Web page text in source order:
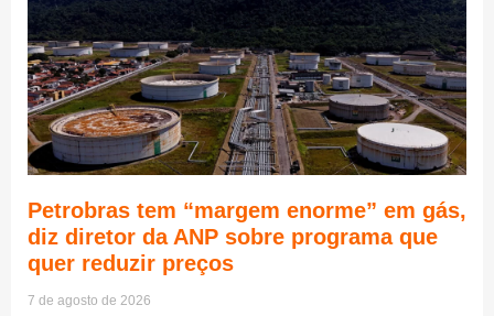
Petrobras tem “margem enorme” em gás,
diz diretor da ANP sobre programa que
quer reduzir preços
7 de agosto de 2026